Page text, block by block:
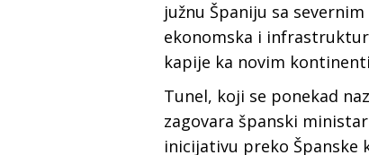
južnu Španiju sa
ekonomska i
kapije ka novim
Tunel, koji se ponekad
zagovara španski
inicijativu preko Španske